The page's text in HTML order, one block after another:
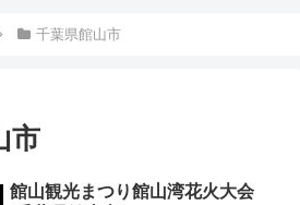
千葉県館山市
市
館山観光まつり館山湾花火大会